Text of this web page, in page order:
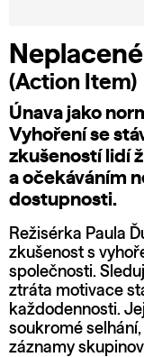
(Action Item)
Únava jako
Vyhoření se
zkušeností lidí
a očekáváním
dostupnosti.
Režisérka Paula
zkušenost s
společnosti.
ztráta motivace
každodennosti.
soukromé
záznamy